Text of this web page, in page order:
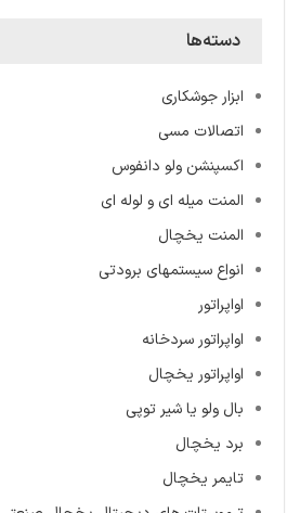
دسته‌ها
ابزار جوشکاری
اتصالات مسی
اکسپنشن ولو دانفوس
المنت میله ‌ای و لوله ای
المنت یخچال
انواع سیستمهای برودتی
اواپراتور
اواپراتور سردخانه
اواپراتور یخچال
بال ولو یا شیر توپی
برد یخچال
تایمر یخچال